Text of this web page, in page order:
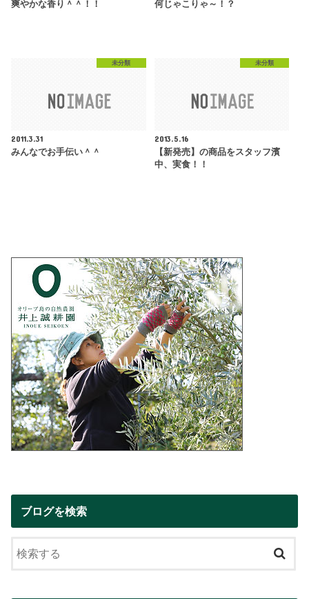
爽やかな香り＾＾！！
何じゃこりゃ～！？
未分類
2011.3.31
みんなでお手伝い＾＾
未分類
2013.5.16
【新発売】の商品をスタッフ濱
中、実食！！
ブログを検索